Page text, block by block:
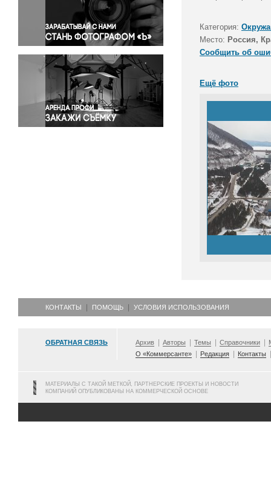
Правосудие
Происшествия и конфликты
Религия
Светская жизнь
Спорт
Экология
Экономика и бизнес
Категория:
Место: Россия,
Сообщить об
Ещё фото
КОНТАКТЫ ПОМОЩЬ УСЛОВИЯ ИСПОЛЬЗОВАНИЯ
ОБРАТНАЯ СВЯЗЬ Архив Авторы Темы Справочники
О «Коммерсанте»
Редакция Контакты
МАТЕРИАЛЫ С ТАКОЙ МЕТКОЙ, ПАРТНЕРСКИЕ ПРОЕКТЫ И НОВОСТИ
КОМПАНИЙ ОПУБЛИКОВАНЫ НА КОММЕРЧЕСКОЙ ОСНОВЕ